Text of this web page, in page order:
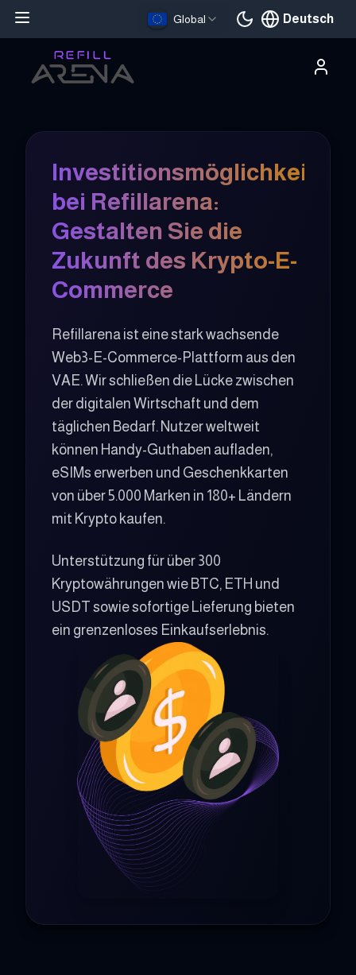
Global Deutsch
Aktuelle Sprache
Investitionsmöglichkeit
bei Refillarena:
Gestalten Sie die
Zukunft des Krypto-E-
Commerce
Refillarena ist eine stark wachsende
Web3-E-Commerce-Plattform aus den
VAE. Wir schließen die Lücke zwischen
der digitalen Wirtschaft und dem
täglichen Bedarf. Nutzer weltweit
können Handy-Guthaben aufladen,
eSIMs erwerben und Geschenkkarten
von über 5.000 Marken in 180+ Ländern
mit Krypto kaufen.
Unterstützung für über 300
Kryptowährungen wie BTC, ETH und
USDT sowie sofortige Lieferung bieten
ein grenzenloses Einkaufserlebnis.